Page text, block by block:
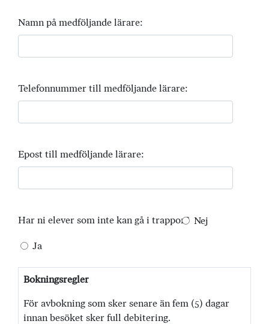
Namn på medföljande lärare:
Telefonnummer till medföljande lärare:
Epost till medföljande lärare:
Har ni elever som inte kan gå i trappor? Nej
Ja
Bokningsregler
För avbokning som sker senare än fem (5) dagar
innan besöket sker full debitering.